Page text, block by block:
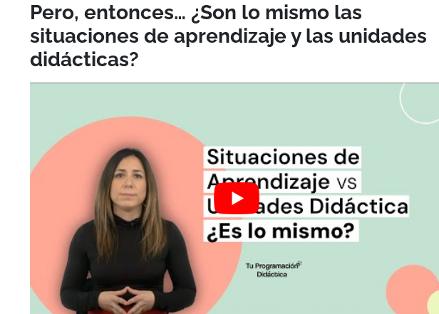
Pero, entonces… ¿Son lo mismo las
situaciones de aprendizaje y las unidades
didácticas?